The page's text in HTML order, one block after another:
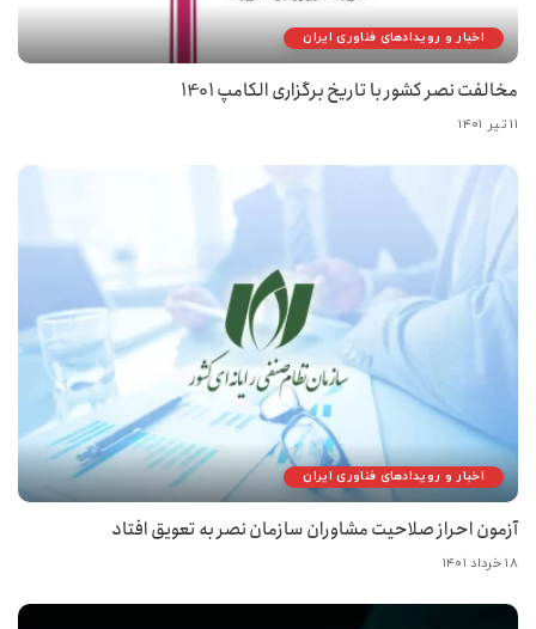
اخبار و رویدادهای فناوری ایران
مخالفت نصر کشور با تاریخ برگزاری الکامپ 1401
۱۱ تیر ۱۴۰۱
اخبار و رویدادهای فناوری ایران
آزمون احراز صلاحیت مشاوران سازمان نصر به تعویق افتاد
۱۸ خرداد ۱۴۰۱